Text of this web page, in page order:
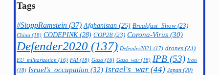
Tags
#StoppRamstein (37) Afghanistan (25) Breakfast_Show (23)
China (18) CODEPINK(28) COP28 (23) Corona-Virus (30)
Defender2020 (137) Defender2021 (17) drones (23)
EU_militarization (16) FAI (18) Gaza (16) Gaza_war(18) IPB (53) Iran
(18) Israel's_occupation (32) Israel's_war (44) Japan (20)